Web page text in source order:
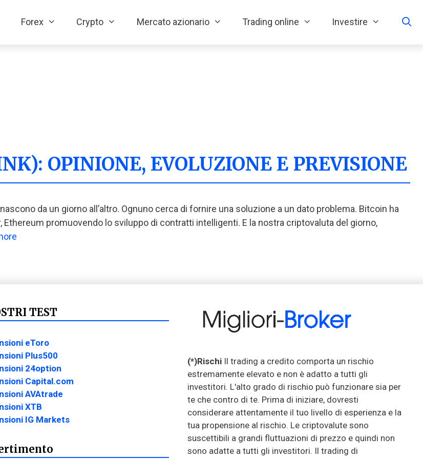
Forex Crypto Mercato azionario Trading online Investire
OPINIONE, EVOLUZIONE E PREVISIONE
da un giorno all’altro. Ognuno cerca di fornire una soluzione a un dato problema. Bitcoin ha
promuovendo lo sviluppo di contratti intelligenti. E la nostra criptovaluta del giorno,
TEST
eToro
Plus500
24option
Capital.com
AVAtrade
XTB
IG Markets
(*)Rischi Il trading a credito comporta un rischio
estremamente elevato e non è adatto a tutti gli
investitori. L'alto grado di rischio può funzionare sia per
te che contro di te. Prima di iniziare, dovresti
considerare attentamente il tuo livello di esperienza e la
tua propensione al rischio. Le criptovalute sono
suscettibili a grandi fluttuazioni di prezzo e quindi non
sono adatte a tutti gli investitori. Il trading di